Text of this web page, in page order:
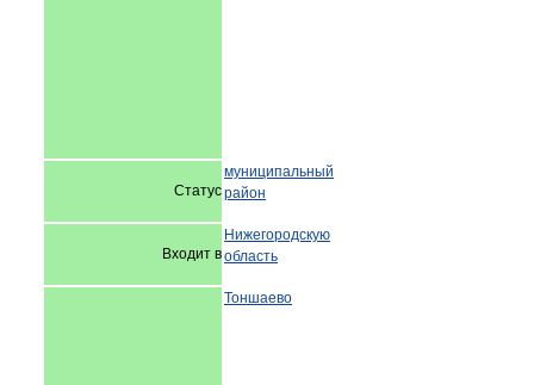
Статус
муниципальный
район
Входит в
Нижегородскую
область
Тоншаево